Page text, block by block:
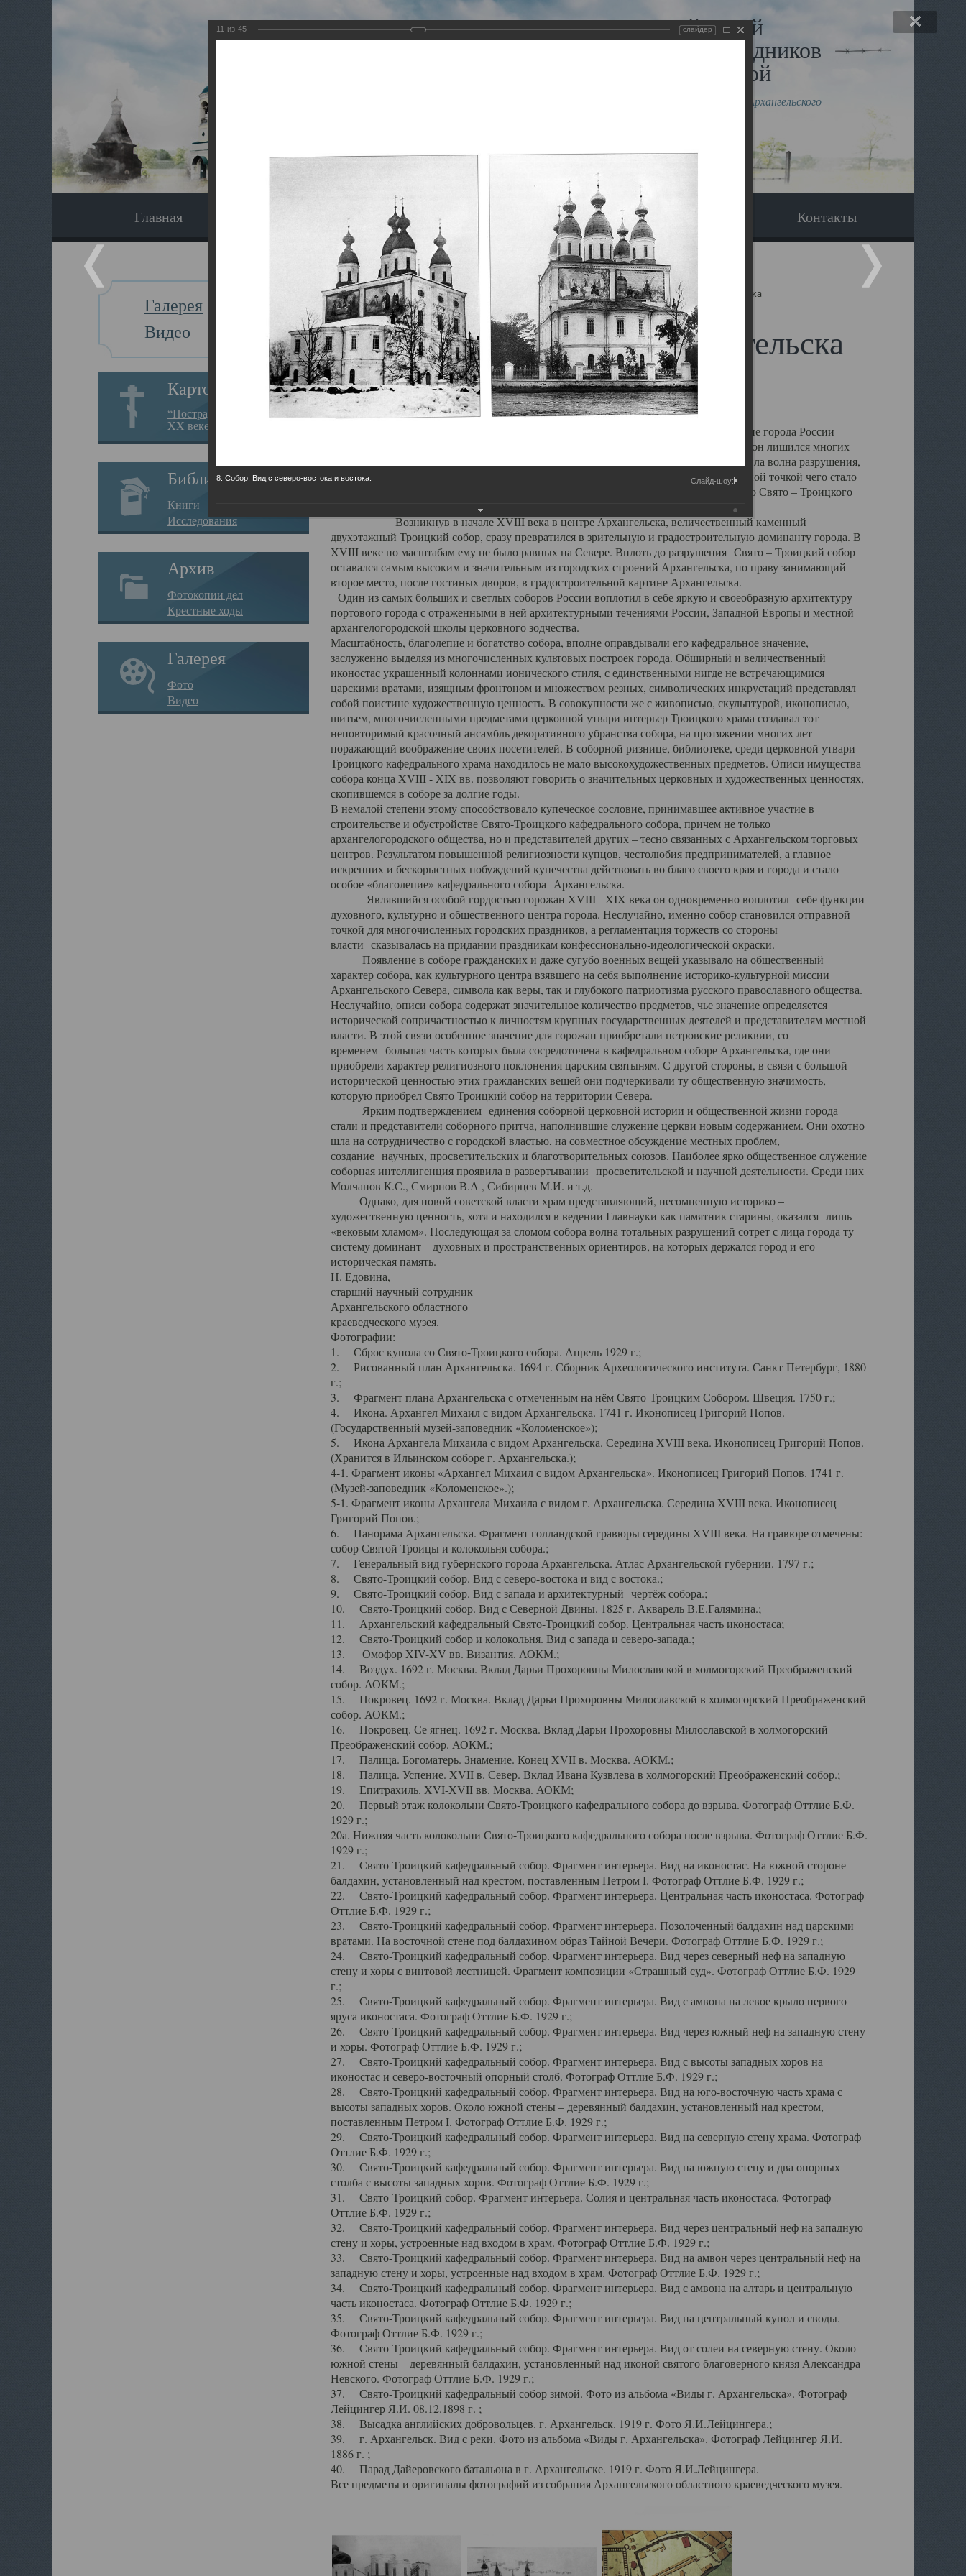
Виртуальный музей
Новомучеников и исповедников
Земли Архангельской
Сайт создан по благословлению митрополита Архангельского
Главная Наследники Галерея Вопрос-ответ Контакты
Галерея
Видео
Картотека
“Пострадавшие за веру в
XX веке на Севере”
Библиотека
Книги
Исследования
Архив
Фотокопии дел
Крестные ходы
Галерея
Фото
Видео
Главная Галерея Храмы-мученики Архангельска Свято-Троицкий собор Архангельска
Свято-Троицкий собор Архангельска
Свято-Троицкий собор Архангельска
23.12.2015
Сегодня мы можем говорить, что Архангельск в большей мере, чем другие губернские города России
пострадал от целенаправленных систематических разрушений, в результате которых он лишился многих
выдающихся памятников архитектуры. Больше всего по старому Архангельску ударила волна разрушения,
вызванная борьбой с религией, набравшая особую силу в конце 20 –х годов. Отправной точкой чего стало
разрушение православного центра архангельской губернии - ансамбля кафедрального Свято – Троицкого
Возникнув в начале XVIII века в центре Архангельска, величественный каменный
двухэтажный Троицкий собор, сразу превратился в зрительную и градостроительную доминанту города. В
XVIII веке по масштабам ему не было равных на Севере. Вплоть до разрушения Свято – Троицкий собор
оставался самым высоким и значительным из городских строений Архангельска, по праву занимающий
второе место, после гостиных дворов, в градостроительной картине Архангельска.
Один из самых больших и светлых соборов России воплотил в себе яркую и своеобразную архитектуру
портового города с отраженными в ней архитектурными течениями России, Западной Европы и местной
архангелогородской школы церковного зодчества.
Масштабность, благолепие и богатство собора, вполне оправдывали его кафедральное значение,
заслуженно выделяя из многочисленных культовых построек города. Обширный и величественный
иконостас украшенный колоннами ионического стиля, с единственными нигде не встречающимися
царскими вратами, изящным фронтоном и множеством резных, символических инкрустаций представлял
собой поистине художественную ценность. В совокупности же с живописью, скульптурой, иконописью,
шитьем, многочисленными предметами церковной утвари интерьер Троицкого храма создавал тот
неповторимый красочный ансамбль декоративного убранства собора, на протяжении многих лет
поражающий воображение своих посетителей. В соборной ризнице, библиотеке, среди церковной утвари
Троицкого кафедрального храма находилось не мало высокохудожественных предметов. Описи имущества
собора конца XVIII - XIX вв. позволяют говорить о значительных церковных и художественных ценностях,
скопившемся в соборе за долгие годы.
В немалой степени этому способствовало купеческое сословие, принимавшее активное участие в
строительстве и обустройстве Свято-Троицкого кафедрального собора, причем не только
архангелогородского общества, но и представителей других – тесно связанных с Архангельском торговых
центров. Результатом повышенной религиозности купцов, честолюбия предпринимателей, а главное
искренних и бескорыстных побуждений купечества действовать во благо своего края и города и стало
особое «благолепие» кафедрального собора Архангельска.
Являвшийся особой гордостью горожан XVIII - XIX века он одновременно воплотил себе функции
духовного, культурно и общественного центра города. Неслучайно, именно собор становился отправной
точкой для многочисленных городских праздников, а регламентация торжеств со стороны
власти сказывалась на придании праздникам конфессионально-идеологической окраски.
Появление в соборе гражданских и даже сугубо военных вещей указывало на общественный
характер собора, как культурного центра взявшего на себя выполнение историко-культурной миссии
Архангельского Севера, символа как веры, так и глубокого патриотизма русского православного общества.
Неслучайно, описи собора содержат значительное количество предметов, чье значение определяется
исторической сопричастностью к личностям крупных государственных деятелей и представителям местной
власти. В этой связи особенное значение для горожан приобретали петровские реликвии, со
временем большая часть которых была сосредоточена в кафедральном соборе Архангельска, где они
приобрели характер религиозного поклонения царским святыням. С другой стороны, в связи с большой
исторической ценностью этих гражданских вещей они подчеркивали ту общественную значимость,
которую приобрел Свято Троицкий собор на территории Севера.
Ярким подтверждением единения соборной церковной истории и общественной жизни города
стали и представители соборного притча, наполнившие служение церкви новым содержанием. Они охотно
шла на сотрудничество с городской властью, на совместное обсуждение местных проблем,
создание научных, просветительских и благотворительных союзов. Наиболее ярко общественное служение
соборная интеллигенция проявила в развертывании просветительской и научной деятельности. Среди них
Молчанов К.С., Смирнов В.А , Сибирцев М.И. и т.д.
Однако, для новой советской власти храм представляющий, несомненную историко –
художественную ценность, хотя и находился в ведении Главнауки как памятник старины, оказался лишь
«вековым хламом». Последующая за сломом собора волна тотальных разрушений сотрет с лица города ту
систему доминант – духовных и пространственных ориентиров, на которых держался город и его
историческая память.
Н. Едовина,
старший научный сотрудник
Архангельского областного
краеведческого музея.
Фотографии:
1. Сброс купола со Свято-Троицкого собора. Апрель 1929 г.;
2. Рисованный план Архангельска. 1694 г. Сборник Археологического института. Санкт-Петербург, 1880
г.;
3. Фрагмент плана Архангельска с отмеченным на нём Свято-Троицким Собором. Швеция. 1750 г.;
4. Икона. Архангел Михаил с видом Архангельска. 1741 г. Иконописец Григорий Попов.
(Государственный музей-заповедник «Коломенское»);
5. Икона Архангела Михаила с видом Архангельска. Середина XVIII века. Иконописец Григорий Попов.
(Хранится в Ильинском соборе г. Архангельска.);
4-1. Фрагмент иконы «Архангел Михаил с видом Архангельска». Иконописец Григорий Попов. 1741 г.
(Музей-заповедник «Коломенское».);
5-1. Фрагмент иконы Архангела Михаила с видом г. Архангельска. Середина XVIII века. Иконописец
Григорий Попов.;
6. Панорама Архангельска. Фрагмент голландской гравюры середины XVIII века. На гравюре отмечены:
собор Святой Троицы и колокольня собора.;
7. Генеральный вид губернского города Архангельска. Атлас Архангельской губернии. 1797 г.;
8. Свято-Троицкий собор. Вид с северо-востока и вид с востока.;
9. Свято-Троицкий собор. Вид с запада и архитектурный чертёж собора.;
10. Свято-Троицкий собор. Вид с Северной Двины. 1825 г. Акварель В.Е.Галямина.;
11. Архангельский кафедральный Свято-Троицкий собор. Центральная часть иконостаса;
12. Свято-Троицкий собор и колокольня. Вид с запада и северо-запада.;
13. Омофор XIV-XV вв. Византия. АОКМ.;
14. Воздух. 1692 г. Москва. Вклад Дарьи Прохоровны Милославской в холмогорский Преображенский
собор. АОКМ.;
15. Покровец. 1692 г. Москва. Вклад Дарьи Прохоровны Милославской в холмогорский Преображенский
собор. АОКМ.;
16. Покровец. Се ягнец. 1692 г. Москва. Вклад Дарьи Прохоровны Милославской в холмогорский
Преображенский собор. АОКМ.;
17. Палица. Богоматерь. Знамение. Конец XVII в. Москва. АОКМ.;
18. Палица. Успение. XVII в. Север. Вклад Ивана Кузвлева в холмогорский Преображенский собор.;
19. Епитрахиль. XVI-XVII вв. Москва. АОКМ;
20. Первый этаж колокольни Свято-Троицкого кафедрального собора до взрыва. Фотограф Оттлие Б.Ф.
1929 г.;
20а. Нижняя часть колокольни Свято-Троицкого кафедрального собора после взрыва. Фотограф Оттлие Б.Ф.
1929 г.;
21. Свято-Троицкий кафедральный собор. Фрагмент интерьера. Вид на иконостас. На южной стороне
балдахин, установленный над крестом, поставленным Петром I. Фотограф Оттлие Б.Ф. 1929 г.;
22. Свято-Троицкий кафедральный собор. Фрагмент интерьера. Центральная часть иконостаса. Фотограф
Оттлие Б.Ф. 1929 г.;
23. Свято-Троицкий кафедральный собор. Фрагмент интерьера. Позолоченный балдахин над царскими
вратами. На восточной стене под балдахином образ Тайной Вечери. Фотограф Оттлие Б.Ф. 1929 г.;
24. Свято-Троицкий кафедральный собор. Фрагмент интерьера. Вид через северный неф на западную
стену и хоры с винтовой лестницей. Фрагмент композиции «Страшный суд». Фотограф Оттлие Б.Ф. 1929
г.;
25. Свято-Троицкий кафедральный собор. Фрагмент интерьера. Вид с амвона на левое крыло первого
яруса иконостаса. Фотограф Оттлие Б.Ф. 1929 г.;
26. Свято-Троицкий кафедральный собор. Фрагмент интерьера. Вид через южный неф на западную стену
и хоры. Фотограф Оттлие Б.Ф. 1929 г.;
27. Свято-Троицкий кафедральный собор. Фрагмент интерьера. Вид с высоты западных хоров на
иконостас и северо-восточный опорный столб. Фотограф Оттлие Б.Ф. 1929 г.;
28. Свято-Троицкий кафедральный собор. Фрагмент интерьера. Вид на юго-восточную часть храма с
высоты западных хоров. Около южной стены – деревянный балдахин, установленный над крестом,
поставленным Петром I. Фотограф Оттлие Б.Ф. 1929 г.;
29. Свято-Троицкий кафедральный собор. Фрагмент интерьера. Вид на северную стену храма. Фотограф
Оттлие Б.Ф. 1929 г.;
30. Свято-Троицкий кафедральный собор. Фрагмент интерьера. Вид на южную стену и два опорных
столба с высоты западных хоров. Фотограф Оттлие Б.Ф. 1929 г.;
31. Свято-Троицкий собор. Фрагмент интерьера. Солия и центральная часть иконостаса. Фотограф
Оттлие Б.Ф. 1929 г.;
32. Свято-Троицкий кафедральный собор. Фрагмент интерьера. Вид через центральный неф на западную
стену и хоры, устроенные над входом в храм. Фотограф Оттлие Б.Ф. 1929 г.;
33. Свято-Троицкий кафедральный собор. Фрагмент интерьера. Вид на амвон через центральный неф на
западную стену и хоры, устроенные над входом в храм. Фотограф Оттлие Б.Ф. 1929 г.;
34. Свято-Троицкий кафедральный собор. Фрагмент интерьера. Вид с амвона на алтарь и центральную
часть иконостаса. Фотограф Оттлие Б.Ф. 1929 г.;
35. Свято-Троицкий кафедральный собор. Фрагмент интерьера. Вид на центральный купол и своды.
Фотограф Оттлие Б.Ф. 1929 г.;
36. Свято-Троицкий кафедральный собор. Фрагмент интерьера. Вид от солеи на северную стену. Около
южной стены – деревянный балдахин, установленный над иконой святого благоверного князя Александра
Невского. Фотограф Оттлие Б.Ф. 1929 г.;
37. Свято-Троицкий кафедральный собор зимой. Фото из альбома «Виды г. Архангельска». Фотограф
Лейцингер Я.И. 08.12.1898 г. ;
38. Высадка английских добровольцев. г. Архангельск. 1919 г. Фото Я.И.Лейцингера.;
39. г. Архангельск. Вид с реки. Фото из альбома «Виды г. Архангельска». Фотограф Лейцингер Я.И.
1886 г. ;
40. Парад Дайеровского батальона в г. Архангельске. 1919 г. Фото Я.И.Лейцингера.
Все предметы и оригиналы фотографий из собрания Архангельского областного краеведческого музея.
11 из 45 слайдер
8. Собор. Вид с северо-востока и востока. Слайд-шоу: